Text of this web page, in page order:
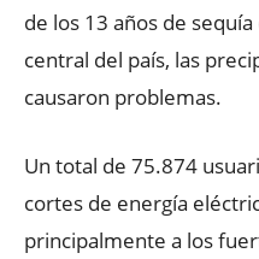
de los 13 años de
central del país, las
causaron problemas.
Un total de 75.874
cortes de energía
principalmente a los